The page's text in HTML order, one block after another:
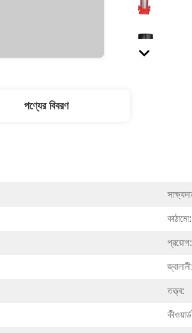
পণ্যের বিবরণ
কাঠামো:
প্রয়োগ:
জ্বালানী:
তত্ত্ব: